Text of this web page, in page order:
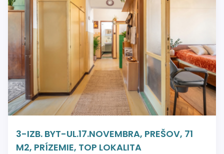
3-IZB. BYT-UL.17.NOVEMBRA, PREŠOV, 71
M2, PRÍZEMIE, TOP LOKALITA